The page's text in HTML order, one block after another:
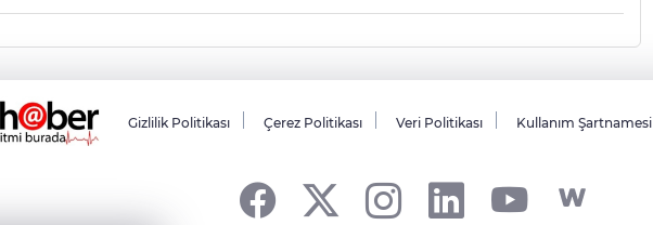
Gizlilik Politikası Çerez Politikası Veri Politikası Kullanım Şartnamesi